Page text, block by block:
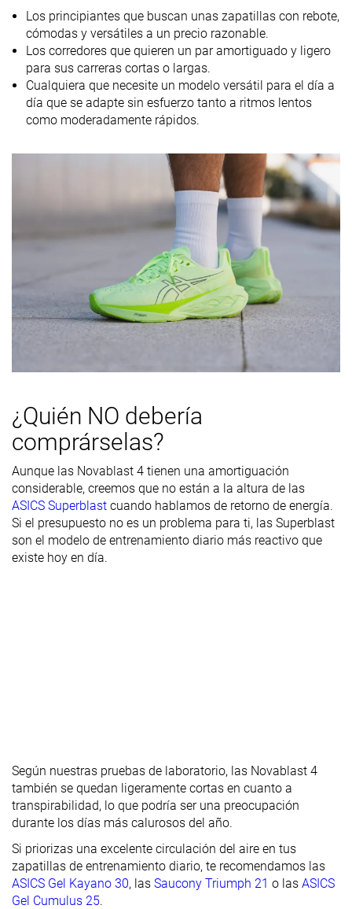
Drop
laboratorio
Drop marca
9.0 mm
8.0 mm
8.0 mm
6.5 mm 5.0 mm
Técnica de
carrera
Talón
Medio/antepié
Firme Equilibrada
Pequeña Normal
de la parte
delantera
Decente Mala
Durabilidad
de la suela
Buena Buena
TranspirabilidadMedia Alta Alta
Anchura /
ajuste
Estrecha Media Media
Anchura de la
Media
Rocker ✓ ✓ ✗
Talón
laboratorio
Talón marca
39.2 mm
41.5 mm
36.1 mm
38.5 mm
39.3 mm
Antepié
laboratorio
Antepié
30.2 mm
33.5 mm
28.1 mm 30.6 mm
Los principiantes que buscan unas zapatillas con rebote,
cómodas y versátiles a un precio razonable.
Los corredores que quieren un par amortiguado y ligero
para sus carreras cortas o largas.
Cualquiera que necesite un modelo versátil para el día a
día que se adapte sin esfuerzo tanto a ritmos lentos
como moderadamente rápidos.
¿Quién NO debería
comprárselas?
Aunque las Novablast 4 tienen una amortiguación
considerable, creemos que no están a la altura de las
ASICS Superblast cuando hablamos de retorno de energía.
Si el presupuesto no es un problema para ti, las Superblast
son el modelo de entrenamiento diario más reactivo que
existe hoy en día.
Según nuestras pruebas de laboratorio, las Novablast 4
también se quedan ligeramente cortas en cuanto a
transpirabilidad, lo que podría ser una preocupación
durante los días más calurosos del año.
Si priorizas una excelente circulación del aire en tus
zapatillas de entrenamiento diario, te recomendamos las
ASICS Gel Kayano 30, las Saucony Triumph 21 o las ASICS
Gel Cumulus 25.